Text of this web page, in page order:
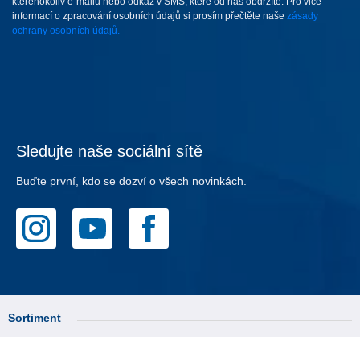
informací o zpracování osobních údajů si prosím přečtěte naše zásady
ochrany osobních údajů.
Sledujte naše sociální sítě
Buďte první, kdo se dozví o všech novinkách.
Sortiment